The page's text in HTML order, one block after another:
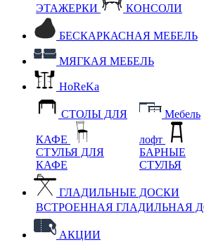
ЭТАЖЕРКИ КОНСОЛИ
БЕСКАРКАСНАЯ МЕБЕЛЬ
МЯГКАЯ МЕБЕЛЬ
HoReKa
СТОЛЫ ДЛЯ
КАФЕ
СТУЛЬЯ ДЛЯ
КАФЕ
Мебель
лофт
БАРНЫЕ
СТУЛЬЯ
ГЛАДИЛЬНЫЕ ДОСКИ
ВСТРОЕННАЯ ГЛАДИЛЬНАЯ
АКЦИИ